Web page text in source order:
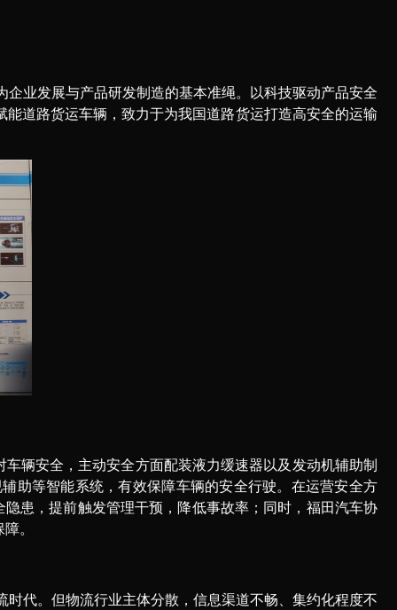
业发展与产品研发制造的基本准绳。以科技驱动产品安全
道路货运车辆，致力于为我国道路货运打造高安全的运输
辆安全，主动安全方面配装液力缓速器以及发动机辅助制
助等智能系统，有效保障车辆的安全行驶。在运营安全方
患，提前触发管理干预，降低事故率；同时，福田汽车协
。
代。 但物流行业主体分散，信息渠道不畅、集约化程度不